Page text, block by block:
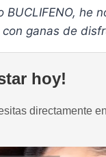
he
ganas de
hoy!
directamente